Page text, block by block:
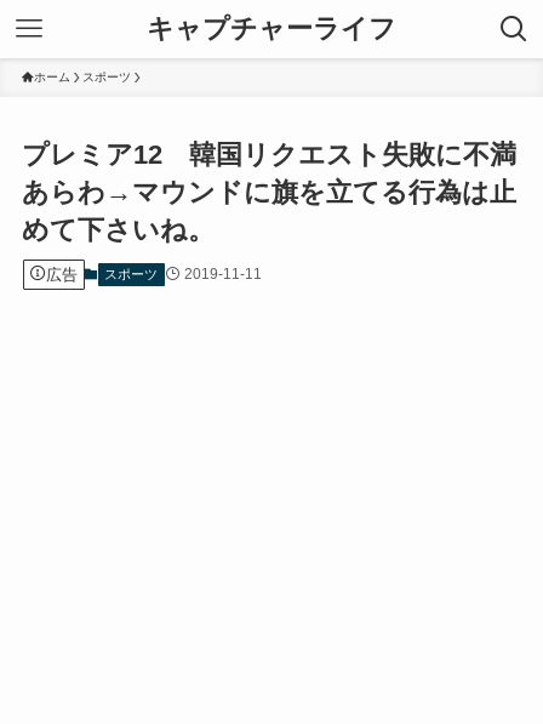
キャプチャーライフ
ホーム スポーツ
プレミア12 韓国リクエスト失敗に不満
あらわ→マウンドに旗を立てる行為は止
めて下さいね。
広告 スポーツ 2019-11-11